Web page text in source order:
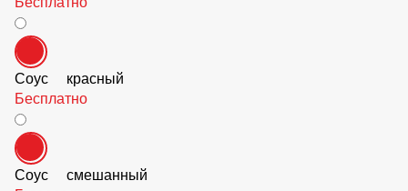
Двойная начинка
130 ₽
В корзину
Соус б/к
Соус белый
Бесплатно